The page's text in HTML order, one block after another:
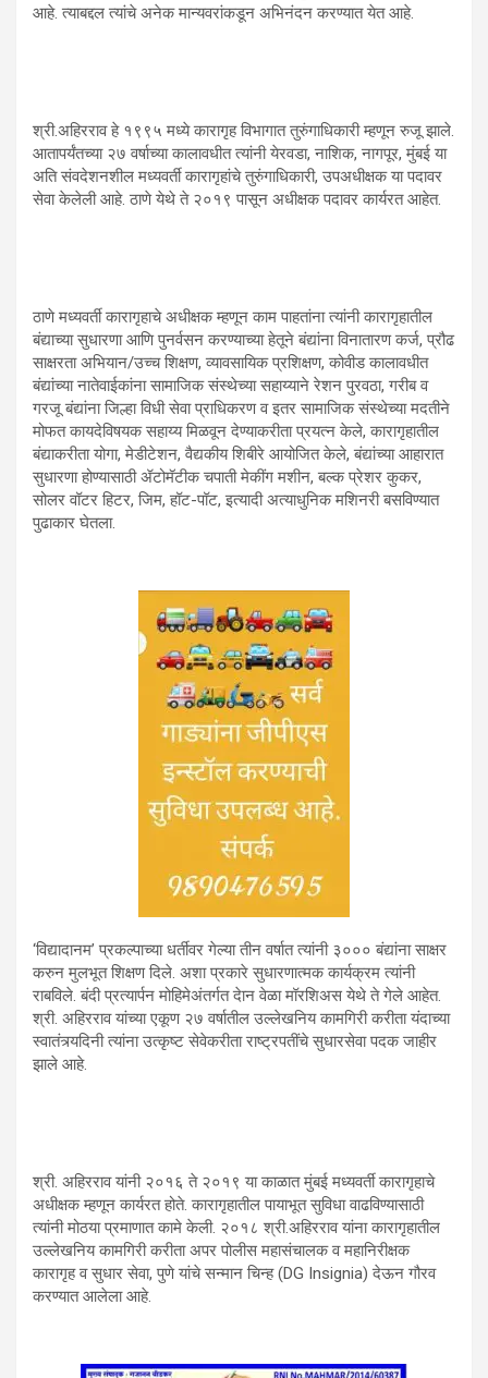
आहे. त्याबद्दल त्यांचे अनेक मान्यवरांकडून अभिनंदन करण्यात येत आहे.
श्री.अहिरराव हे १९९५ मध्ये कारागृह विभागात तुरुंगाधिकारी म्हणून रुजू झाले.
आतापर्यंतच्या २७ वर्षाच्या कालावधीत त्यांनी येरवडा, नाशिक, नागपूर, मुंबई या
अति संवदेशनशील मध्यवर्ती कारागृहांचे तुरुंगाधिकारी, उपअधीक्षक या पदावर
सेवा केलेली आहे. ठाणे येथे ते २०१९ पासून अधीक्षक पदावर कार्यरत आहेत.
ठाणे मध्यवर्ती कारागृहाचे अधीक्षक म्हणून काम पाहतांना त्यांनी कारागृहातील
बंद्याच्या सुधारणा आणि पुनर्वसन करण्याच्या हेतूने बंद्यांना विनातारण कर्ज, प्रौढ
साक्षरता अभियान/उच्च शिक्षण, व्यावसायिक प्रशिक्षण, कोवीड कालावधीत
बंद्यांच्या नातेवाईकांना सामाजिक संस्थेच्या सहाय्याने रेशन पुरवठा, गरीब व
गरजू बंद्यांना जिल्हा विधी सेवा प्राधिकरण व इतर सामाजिक संस्थेच्या मदतीने
मोफत कायदेविषयक सहाय्य मिळवून देण्याकरीता प्रयत्न केले, कारागृहातील
बंद्याकरीता योगा, मेडीटेशन, वैद्यकीय शिबीरे आयोजित केले, बंद्यांच्या आहारात
सुधारणा होण्यासाठी ॲटोमॅटीक चपाती मेकींग मशीन, बल्क प्रेशर कुकर,
सोलर वॉटर हिटर, जिम, हॉट-पॉट, इत्यादी अत्याधुनिक मशिनरी बसविण्यात
पुढाकार घेतला.
‘विद्यादानम’ प्रकल्पाच्या धर्तीवर गेल्या तीन वर्षात त्यांनी ३००० बंद्यांना साक्षर
करुन मुलभूत शिक्षण दिले. अशा प्रकारे सुधारणात्मक कार्यक्रम त्यांनी
राबविले. बंदी प्रत्यार्पन मोहिमेअंतर्गत देान वेळा मॉरशिअस येथे ते गेले आहेत.
श्री. अहिरराव यांच्या एकूण २७ वर्षातील उल्लेखनिय कामगिरी करीता यंदाच्या
स्वातंत्र्यदिनी त्यांना उत्कृष्ट सेवेकरीता राष्ट्रपतींचे सुधारसेवा पदक जाहीर
झाले आहे.
श्री. अहिरराव यांनी २०१६ ते २०१९ या काळात मुंबई मध्यवर्ती कारागृहाचे
अधीक्षक म्हणून कार्यरत होते. कारागृहातील पायाभूत सुविधा वाढविण्यासाठी
त्यांनी मोठया प्रमाणात कामे केली. २०१८ श्री.अहिरराव यांना कारागृहातील
उल्लेखनिय कामगिरी करीता अपर पोलीस महासंचालक व महानिरीक्षक
कारागृह व सुधार सेवा, पुणे यांचे सन्मान चिन्ह (DG Insignia) देऊन गौरव
करण्यात आलेला आहे.